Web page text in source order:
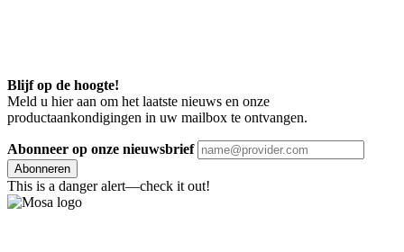
Blijf op de hoogte!
Meld u hier aan om het laatste nieuws en onze
productaankondigingen in uw mailbox te ontvangen.
Abonneer op onze nieuwsbrief
Abonneren
This is a danger alert—check it out!